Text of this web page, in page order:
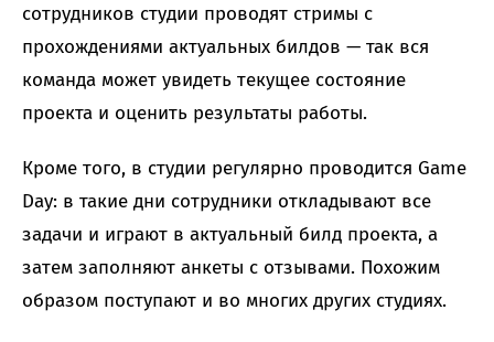
сотрудников студии проводят стримы с
прохождениями актуальных билдов — так вся
команда может увидеть текущее состояние
проекта и оценить результаты работы.
Кроме того, в студии регулярно проводится Game
Day: в такие дни сотрудники откладывают все
задачи и играют в актуальный билд проекта, а
затем заполняют анкеты с отзывами. Похожим
образом поступают и во многих других студиях.